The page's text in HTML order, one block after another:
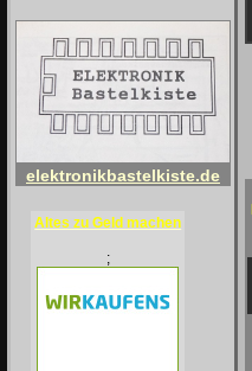
elektronikbastelkiste.de
Altes zu Geld machen
;